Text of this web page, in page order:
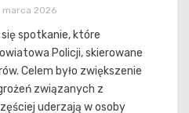
2026
się spotkanie, które
Policji, skierowane
Celem było zwiększenie
związanych z
uderzają w osoby